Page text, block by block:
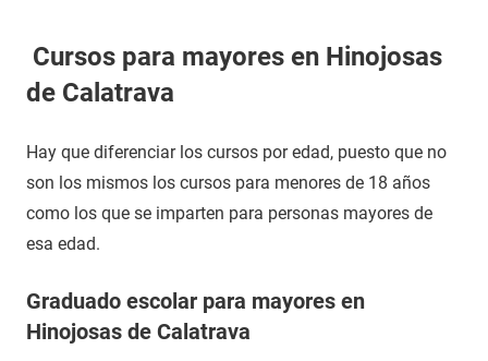
Cursos para mayores en Hinojosas
de Calatrava
Hay que diferenciar los cursos por edad, puesto que no
son los mismos los cursos para menores de 18 años
como los que se imparten para personas mayores de
esa edad.
Graduado escolar para mayores en
Hinojosas de Calatrava